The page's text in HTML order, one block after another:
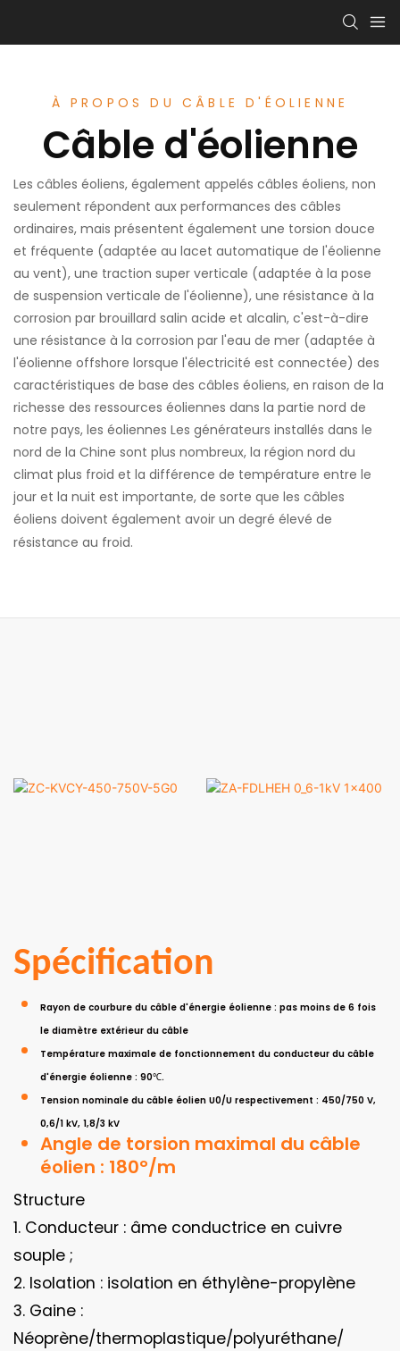
À PROPOS DU CÂBLE D'ÉOLIENNE
Câble d'éolienne
Les câbles éoliens, également appelés câbles éoliens, non
seulement répondent aux performances des câbles
ordinaires, mais présentent également une torsion douce
et fréquente (adaptée au lacet automatique de l'éolienne
au vent), une traction super verticale (adaptée à la pose
de suspension verticale de l'éolienne), une résistance à la
corrosion par brouillard salin acide et alcalin, c'est-à-dire
une résistance à la corrosion par l'eau de mer (adaptée à
l'éolienne offshore lorsque l'électricité est connectée) des
caractéristiques de base des câbles éoliens, en raison de la
richesse des ressources éoliennes dans la partie nord de
notre pays, les éoliennes Les générateurs installés dans le
nord de la Chine sont plus nombreux, la région nord du
climat plus froid et la différence de température entre le
jour et la nuit est importante, de sorte que les câbles
éoliens doivent également avoir un degré élevé de
résistance au froid.
Spécification
Rayon de courbure du câble d'énergie éolienne : pas moins de 6 fois
le diamètre extérieur du câble
Température maximale de fonctionnement du conducteur du câble
d'énergie éolienne : 90℃.
Tension nominale du câble éolien U0/U respectivement : 450/750 V,
0,6/1 kV, 1,8/3 kV
Angle de torsion maximal du câble
éolien : 180°/m
Structure
1. Conducteur : âme conductrice en cuivre
souple ;
2. Isolation : isolation en éthylène-propylène
3. Gaine :
Néoprène/thermoplastique/polyuréthane/